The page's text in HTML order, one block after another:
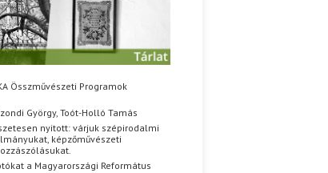
Összművészeti Programok
György, Toót-Holló Tamás
nyitott: várjuk szépirodalmi
képzőművészeti
a Magyarországi Református